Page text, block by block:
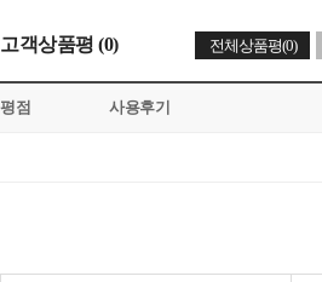
고객상품평 (0) 전체상품평(0)
평점 사용후기